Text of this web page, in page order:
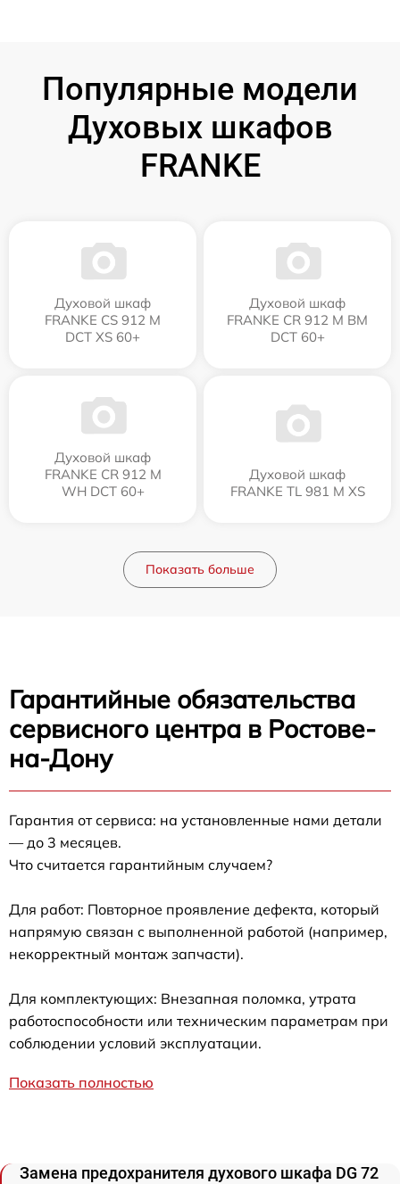
Популярные модели
Духовых шкафов
FRANKE
Духовой шкаф
FRANKE CS 912 M
DCT XS 60+
Духовой шкаф
FRANKE CR 912 M BM
DCT 60+
Духовой шкаф
FRANKE CR 912 M
WH DCT 60+
Духовой шкаф
FRANKE TL 981 M XS
Показать больше
Гарантийные обязательства
сервисного центра в Ростове-
на-Дону
Гарантия от сервиса: на установленные нами детали
— до 3 месяцев.
Что считается гарантийным случаем?
Для работ: Повторное проявление дефекта, который
напрямую связан с выполненной работой (например,
некорректный монтаж запчасти).
Для комплектующих: Внезапная поломка, утрата
работоспособности или техническим параметрам при
соблюдении условий эксплуатации.
Показать полностью
Замена предохранителя духового шкафа DG 72